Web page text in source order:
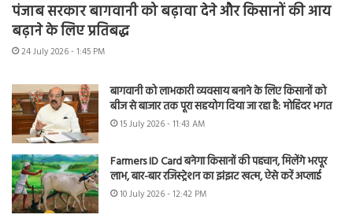
पंजाब सरकार बागवानी को बढ़ावा देने और किसानों की आय
बढ़ाने के लिए प्रतिबद्ध
24 July 2026 - 1:45 PM
बागवानी को लाभकारी व्यवसाय बनाने के लिए किसानों को
बीज से बाजार तक पूरा सहयोग दिया जा रहा है: मोहिंदर भगत
15 July 2026 - 11:43 AM
Farmers ID Card बनेगा किसानों की पहचान, मिलेंगे भरपूर
लाभ, बार-बार रजिस्ट्रेशन का झंझट खत्म, ऐसे करें अप्लाई
10 July 2026 - 12:42 PM